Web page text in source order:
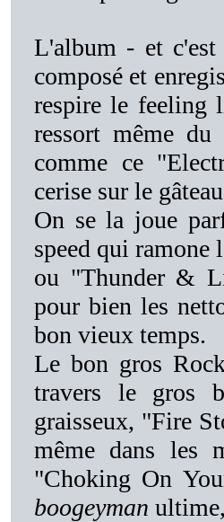
L'album - et c'est
composé et
respire le feeling
ressort même
comme ce
cerise sur le
On se la joue
speed qui ramone
ou "Thunder &
pour bien les
bon vieux temps.
Le bon gros
travers le gros
graisseux, "Fire
même dans les
"Choking On
boogeyman